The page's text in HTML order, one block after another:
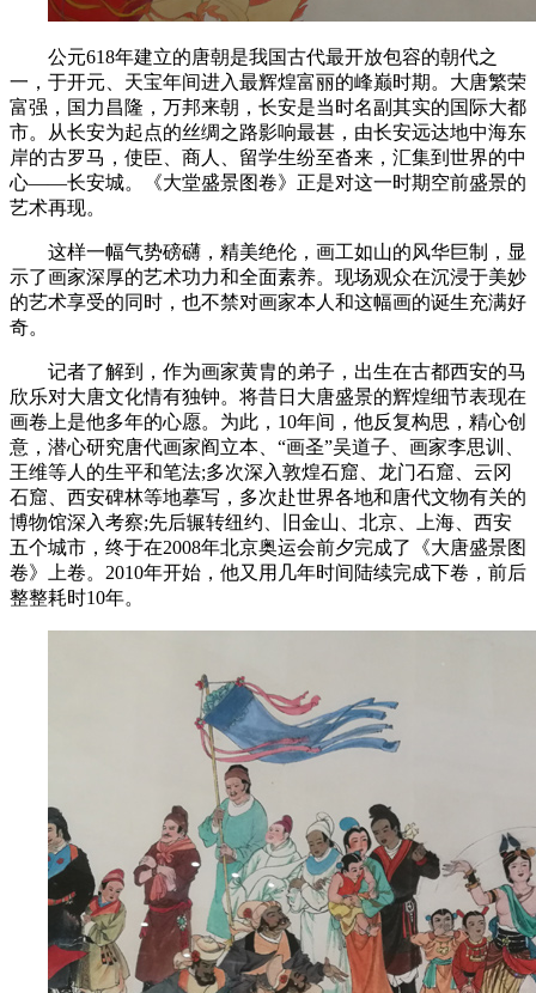
公元618年建立的唐朝是我国古代最开放包容的朝代之
一，于开元、天宝年间进入最辉煌富丽的峰巅时期。大唐繁荣
富强，国力昌隆，万邦来朝，长安是当时名副其实的国际大都
市。从长安为起点的丝绸之路影响最甚，由长安远达地中海东
岸的古罗马，使臣、商人、留学生纷至沓来，汇集到世界的中
心——长安城。《大堂盛景图卷》正是对这一时期空前盛景的
艺术再现。
这样一幅气势磅礴，精美绝伦，画工如山的风华巨制，显
示了画家深厚的艺术功力和全面素养。现场观众在沉浸于美妙
的艺术享受的同时，也不禁对画家本人和这幅画的诞生充满好
奇。
记者了解到，作为画家黄胄的弟子，出生在古都西安的马
欣乐对大唐文化情有独钟。将昔日大唐盛景的辉煌细节表现在
画卷上是他多年的心愿。为此，10年间，他反复构思，精心创
意，潜心研究唐代画家阎立本、“画圣”吴道子、画家李思训、
王维等人的生平和笔法;多次深入敦煌石窟、龙门石窟、云冈
石窟、西安碑林等地摹写，多次赴世界各地和唐代文物有关的
博物馆深入考察;先后辗转纽约、旧金山、北京、上海、西安
五个城市，终于在2008年北京奥运会前夕完成了《大唐盛景图
卷》上卷。2010年开始，他又用几年时间陆续完成下卷，前后
整整耗时10年。